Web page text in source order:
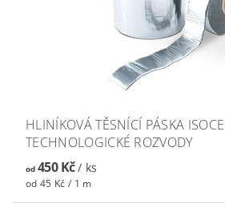
HLINÍKOVÁ TĚSNÍCÍ PÁSKA
TECHNOLOGICKÉ ROZVODY
od450 Kč/ ks
od 45 Kč / 1 m